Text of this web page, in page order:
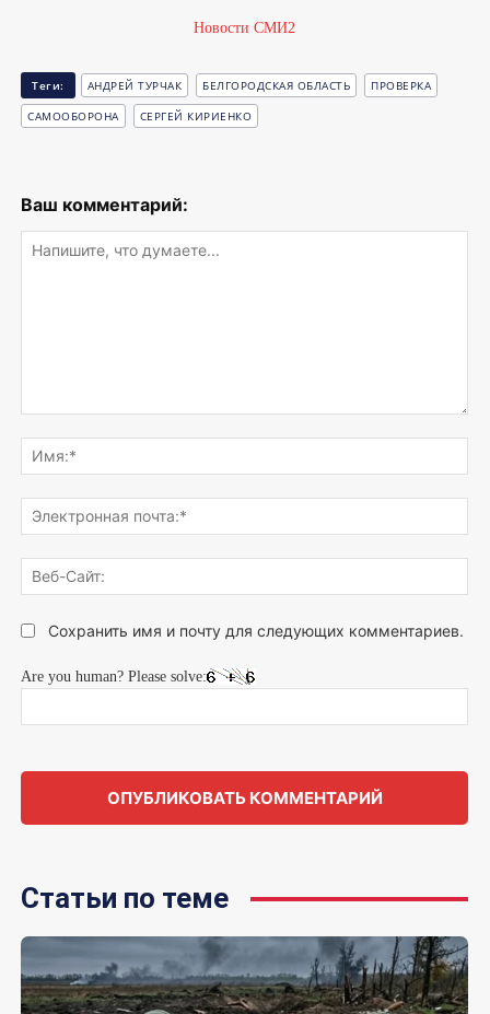
Новости СМИ2
Теги: АНДРЕЙ ТУРЧАК БЕЛГОРОДСКАЯ ОБЛАСТЬ
ПРОВЕРКА
САМООБОРОНА
СЕРГЕЙ КИРИЕНКО
Ваш комментарий:
что
думаете...
Сохранить имя и почту для следующих комментариев.
Are you human? Please solve:
Статьи по теме